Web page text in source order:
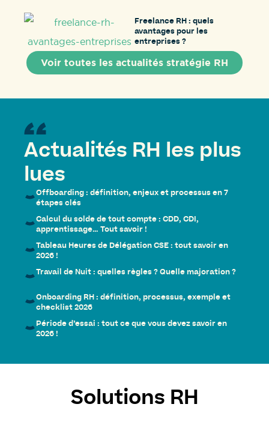
Freelance RH : quels
avantages pour les
entreprises ?
Voir toutes les actualités stratégie RH
Actualités RH les plus
lues
Offboarding : définition, enjeux et processus en 7
étapes clés
Calcul du solde de tout compte : CDD, CDI,
apprentissage… Tout savoir !
Tableau Heures de Délégation CSE : tout savoir en
2026 !
Travail de Nuit : quelles règles ? Quelle majoration ?
Onboarding RH : définition, processus, exemple et
checklist 2026
Période d’essai : tout ce que vous devez savoir en
2026 !
Solutions RH